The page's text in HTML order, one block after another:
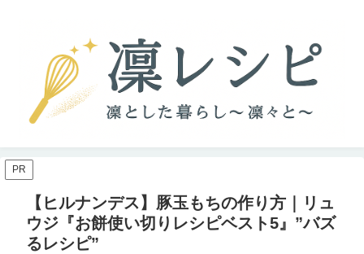
PR
【ヒルナンデス】豚玉もちの作り方｜リュ
ウジ『お餅使い切りレシピベスト5』”バズ
るレシピ”